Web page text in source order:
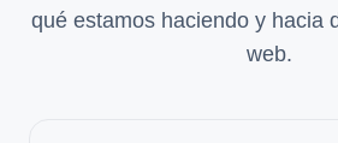
qué estamos haciendo y hacia
web.